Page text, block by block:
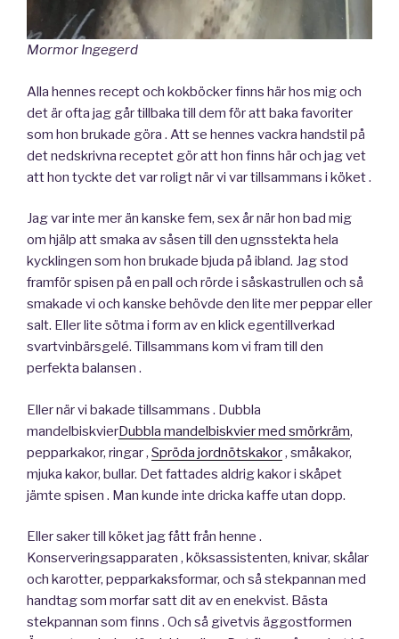
Mormor Ingegerd
Alla hennes recept och kokböcker finns här hos mig och
det är ofta jag går tillbaka till dem för att baka favoriter
som hon brukade göra . Att se hennes vackra handstil på
det nedskrivna receptet gör att hon finns här och jag vet
att hon tyckte det var roligt när vi var tillsammans i köket .
Jag var inte mer än kanske fem, sex år när hon bad mig
om hjälp att smaka av såsen till den ugnsstekta hela
kycklingen som hon brukade bjuda på ibland. Jag stod
framför spisen på en pall och rörde i såskastrullen och så
smakade vi och kanske behövde den lite mer peppar eller
salt. Eller lite sötma i form av en klick egentillverkad
svartvinbärsgelé. Tillsammans kom vi fram till den
perfekta balansen .
Eller när vi bakade tillsammans . Dubbla
mandelbiskvierDubbla mandelbiskvier med smörkräm,
pepparkakor, ringar , Spröda jordnötskakor, småkakor,
mjuka kakor, bullar. Det fattades aldrig kakor i skåpet
jämte spisen . Man kunde inte dricka kaffe utan dopp.
Eller saker till köket jag fått från henne .
Konserveringsapparaten , köksassistenten, knivar, skålar
och karotter, pepparkaksformar, och så stekpannan med
handtag som morfar satt dit av en enekvist. Bästa
stekpannan som finns . Och så givetvis äggostformen